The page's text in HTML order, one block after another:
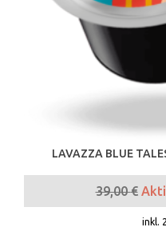
LAVAZZA BLUE
39,00€
inkl.